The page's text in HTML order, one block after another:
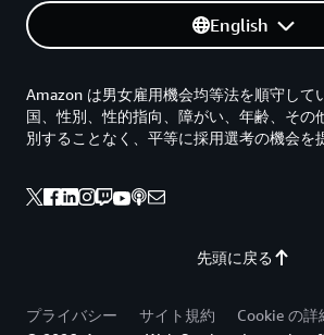
English
先頭に戻る
Amazon は男女雇用機会均等法を順守して
国、性別、性的指向、障がい、年齢、その
別することなく、平等に採用選考の機会を
プライバシー サイト規約
Cookie の詳